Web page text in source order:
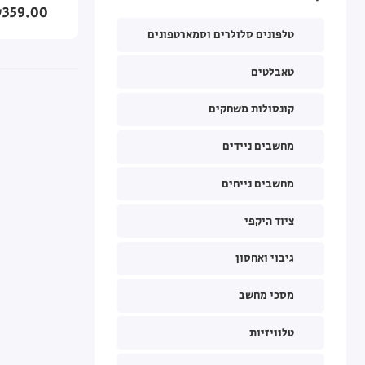
טלפונים סלולרים וסמארטפונים
טאבלטים
קונסולות משחקים
מחשבים ניידים
מחשבים נייחים
ציוד היקפי
גיבוי ואחסון
מסכי מחשב
טלוויזיות